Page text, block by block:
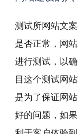
测试所网站文
是否正常，网
进行测试，以
目这个测试网
是为了保证网
好的问题，如